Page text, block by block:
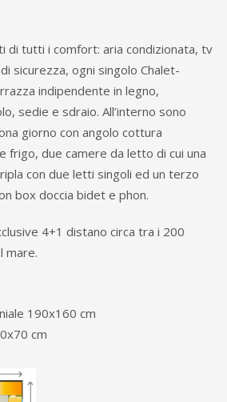
di tutti i comfort: aria condizionata, tv
sicurezza, ogni singolo Chalet-
indipendente in legno,
sedie e sdraio. All’interno sono
giorno con angolo cottura
frigo, due camere da letto di cui una
con due letti singoli ed un terzo
box doccia bidet e phon.
4+1 distano circa tra i 200
mare.
190x160 cm
cm